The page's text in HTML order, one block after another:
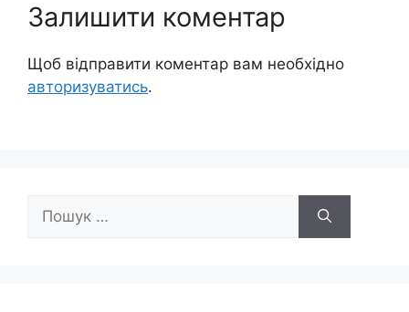
Залишити коментар
Щоб відправити коментар вам необхідно
авторизуватись.